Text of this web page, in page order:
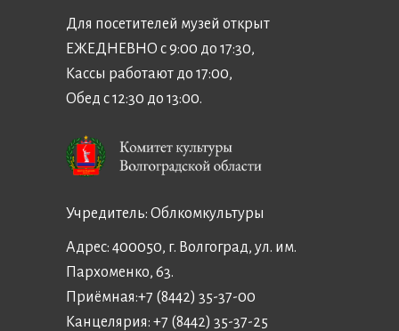
Для посетителей музей открыт
ЕЖЕДНЕВНО с 9:00 до 17:30,
Кассы работают до 17:00,
Обед с 12:30 до 13:00.
Учредитель: Облкомкультуры
Адрес: 400050, г. Волгоград, ул. им.
Пархоменко, 63.
Приёмная:+7 (8442) 35-37-00
Канцелярия: +7 (8442) 35-37-25